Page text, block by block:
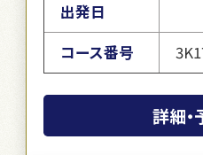
出発日
コース番号
詳細